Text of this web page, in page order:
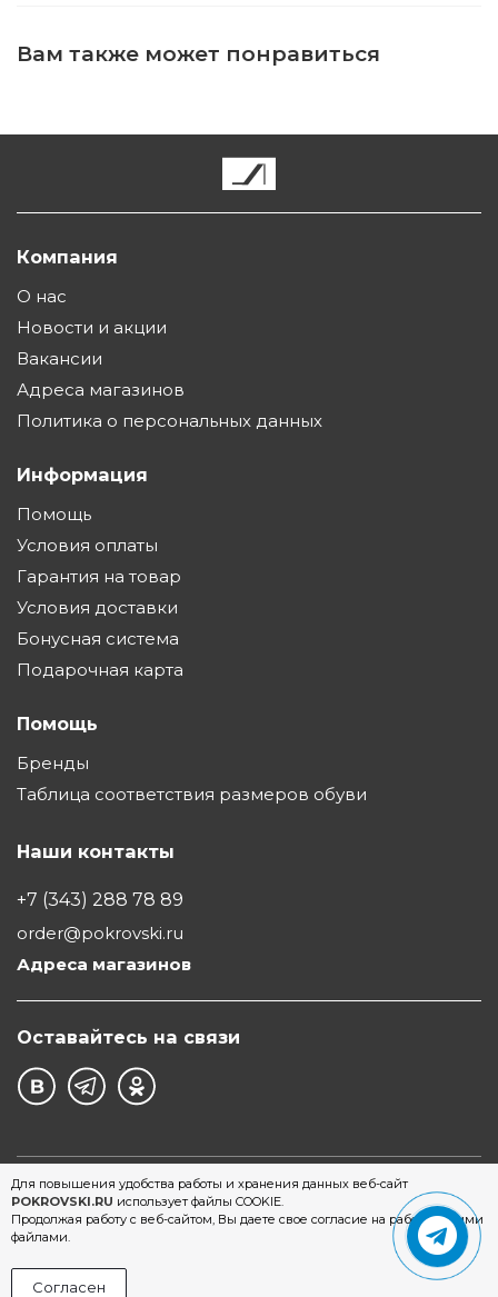
Для повышения удобства работы и хранения данных веб-сайт
POKROVSKI.RU использует файлы COOKIE.
Продолжая работу с веб-сайтом, Вы даете свое согласие на работу с этими
файлами.
Согласен
Вам также может понравиться
Компания
О нас
Новости и акции
Вакансии
Адреса магазинов
Политика о персональных данных
Информация
Помощь
Условия оплаты
Гарантия на товар
Условия доставки
Бонусная система
Подарочная карта
Помощь
Бренды
Таблица соответствия размеров обуви
Наши контакты
+7 (343) 288 78 89
order@pokrovski.ru
Адреса магазинов
Оставайтесь на связи
©1997 - 2026 Обувной Дом "Покровский" - сеть
магазинов обуви в Екатеринбурге